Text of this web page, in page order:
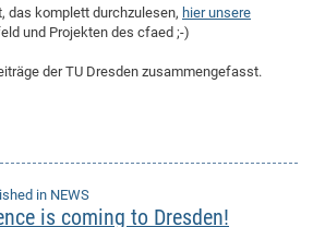
das komplett durchzulesen, hier unsere
und Projekten des cfaed ;-)
der TU Dresden zusammengefasst.
in NEWS
is coming to Dresden!